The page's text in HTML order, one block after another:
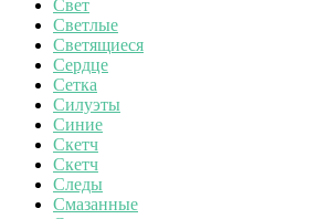
Свет
Светлые
Светящиеся
Сердце
Сетка
Силуэты
Синие
Скетч
Скетч
Следы
Смазанные